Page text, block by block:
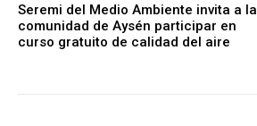
Seremi del Medio Ambiente invita a la
comunidad de Aysén participar en
curso gratuito de calidad del aire